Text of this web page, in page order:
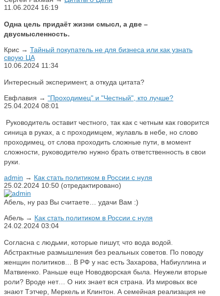
11.06.2024 16:19
Одна цель придаёт жизни смысл, а две –
двусмысленность.
Крис → Тайный покупатель не для бизнеса или как узнать
своую ЦА
10.06.2024 11:34
Интересный эксперимент, а откуда цитата?
Евфлавия → "Проходимец" и "Честный", кто лучше?
25.04.2024 08:01
Руководитель оставит честного, так как с четным как говорится
синица в руках, а с проходимцем, жулавль в небе, но слово
проходимец, от слова проходить сложные пути, в момент
сложности, руководителю нужно брать ответственность в свои
руки.
admin → Как стать политиком в России с нуля
25.02.2024 10:50 (отредактировано)
Абель, ну раз Вы считаете… удачи Вам :)
Абель → Как стать политиком в России с нуля
24.02.2024 03:04
Согласна с людьми, которые пишут, что вода водой.
Абстрактные размышления без реальных советов. По поводу
женщин политиков… В РФ у нас есть Захарова, Набиуллина и
Матвиенко. Раньше еще Новодворская была. Неужели вторые
роли? Вроде нет… О них знает вся страна. Из мировых все
знают Тэтчер, Меркель и Клинтон. А семейная реализация не